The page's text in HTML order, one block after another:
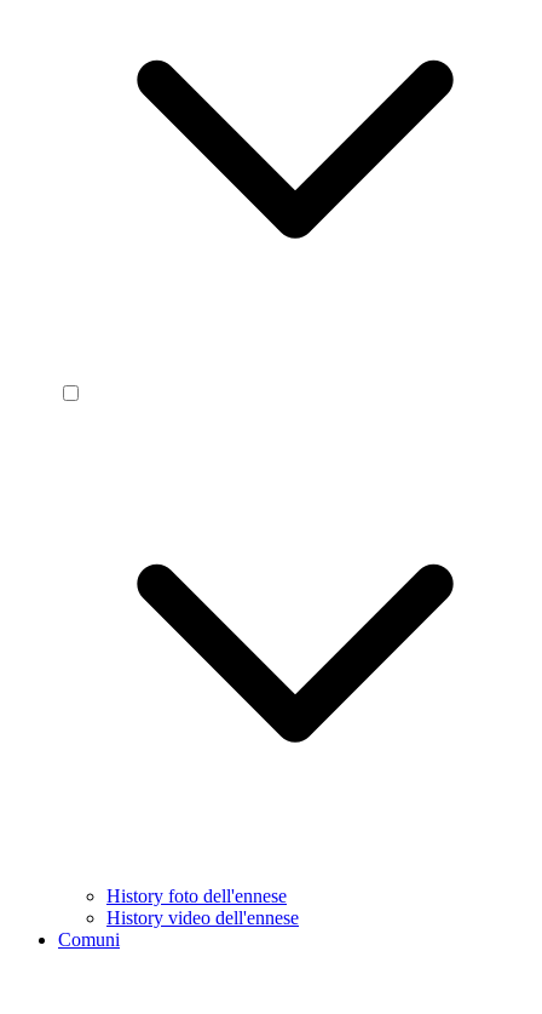
History foto dell'ennese
History video dell'ennese
Comuni